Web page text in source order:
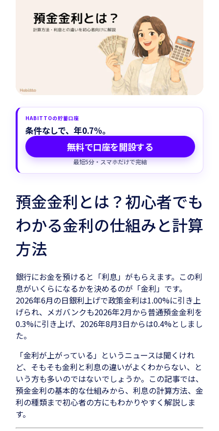
Habitto口座を開設
HABITTOの貯蓄口座
条件なしで、年0.7%。
無料で口座を開設する
最短5分・スマホだけで完結
預金金利とは？初心者でも
わかる金利の仕組みと計算
方法
銀行にお金を預けると「利息」がもらえます。この利
息がいくらになるかを決めるのが「金利」です。
2026年6月の日銀利上げで政策金利は1.00%に引き上
げられ、メガバンクも2026年2月から普通預金金利を
0.3%に引き上げ、2026年8月3日からは0.4%としまし
た。
「金利が上がっている」というニュースは聞くけれ
ど、そもそも金利と利息の違いがよくわからない、と
いう方も多いのではないでしょうか。この記事では、
預金金利の基本的な仕組みから、利息の計算方法、金
利の種類まで初心者の方にもわかりやすく解説しま
す。